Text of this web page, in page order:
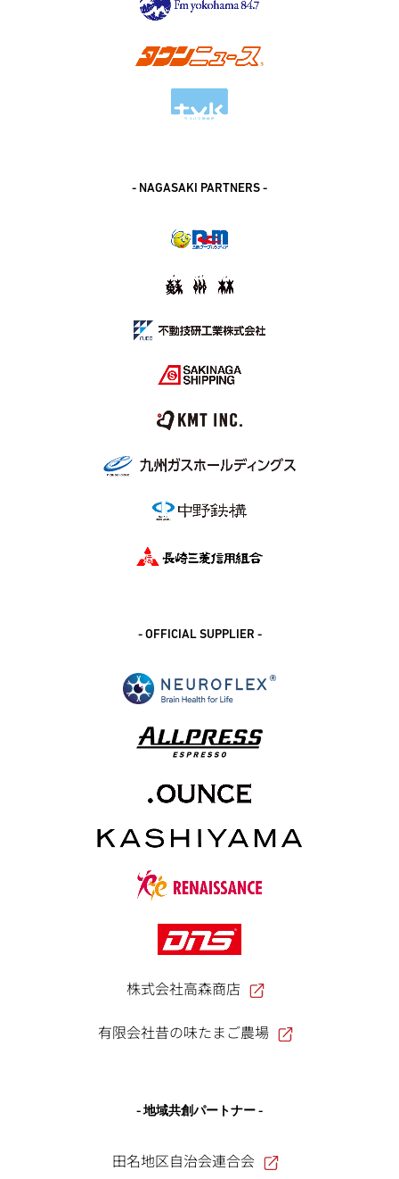
- NAGASAKI PARTNERS -
- OFFICIAL SUPPLIER -
株式会社高森商店
有限会社昔の味たまご農場
- 地域共創パートナー -
田名地区自治会連合会